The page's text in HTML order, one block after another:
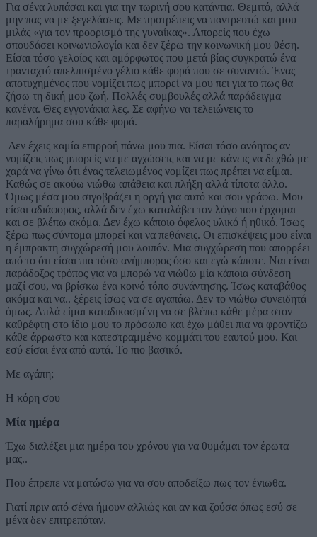
Για σένα λυπάσαι και για την τωρινή σου κατάντια. Θεμιτό, αλλά
μην πας να με ξεγελάσεις. Με προτρέπεις να παντρευτώ και μου
μιλάς «για τον προορισμό της γυναίκας». Απορείς που έχω
σπουδάσει κοινωνιολογία και δεν ξέρω την κοινωνική μου θέση.
Είσαι τόσο γελοίος και αμόρφωτος που μετά βίας συγκρατώ ένα
τρανταχτό απελπισμένο γέλιο κάθε φορά που σε συναντώ. Ένας
αποτυχημένος που νομίζει πως μπορεί να μου πει για το πως θα
ζήσω τη δική μου ζωή. Πολλές συμβουλές αλλά παράδειγμα
κανένα. Θες εγγονάκια λες. Σε αφήνω να τελειώνεις το
παραλήρημα σου κάθε φορά.
Δεν έχεις καμία επιρροή πάνω μου πια. Είσαι τόσο ανόητος αν
νομίζεις πως μπορείς να με αγχώσεις και να με κάνεις να δεχθώ με
χαρά να γίνω ότι ένας τελειωμένος νομίζει πως πρέπει να είμαι.
Καθώς σε ακούω νιώθω απάθεια και πλήξη αλλά τίποτα άλλο.
Όμως μέσα μου σιγοβράζει η οργή για αυτό και σου γράφω. Μου
είσαι αδιάφορος, αλλά δεν έχω καταλάβει τον λόγο που έρχομαι
και σε βλέπω ακόμα. Δεν έχω κάποιο όφελος υλικό ή ηθικό. Ίσως
ξέρω πως σύντομα μπορεί και να πεθάνεις. Οι επισκέψεις μου είναι
η έμπρακτη συγχώρεσή μου λοιπόν. Μια συγχώρεση που απορρέει
από το ότι είσαι πια τόσο ανήμπορος όσο και εγώ κάποτε. Ναι είναι
παράδοξος τρόπος για να μπορώ να νιώθω μία κάποια σύνδεση
μαζί σου, να βρίσκω ένα κοινό τόπο συνάντησης. Ίσως καταβάθος
ακόμα και να.. ξέρεις ίσως να σε αγαπάω. Δεν το νιώθω συνειδητά
όμως. Απλά είμαι καταδικασμένη να σε βλέπω κάθε μέρα στον
καθρέφτη στο ίδιο μου το πρόσωπο και έχω μάθει πια να φροντίζω
κάθε άρρωστο και κατεστραμμένο κομμάτι του εαυτού μου. Και
εσύ είσαι ένα από αυτά. Το πιο βασικό.
Με αγάπη;
Η κόρη σου
Μία ημέρα
Έχω διαλέξει μια ημέρα του χρόνου για να θυμάμαι τον έρωτα
μας..
Που έπρεπε να ματώσω για να σου αποδείξω πως τον ένιωθα.
Γιατί πριν από σένα ήμουν αλλιώς και αν και ζούσα όπως εσύ σε
μένα δεν επιτρεπόταν.